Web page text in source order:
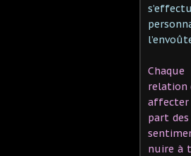
relation
affecter
part
nuire à